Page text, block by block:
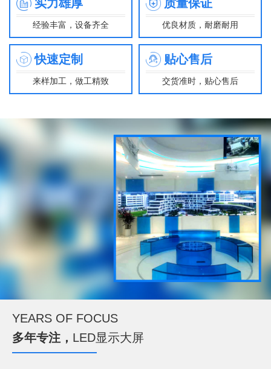
实力雄厚
经验丰富，设备齐全
质量保证
优良材质，耐磨耐用
快速定制
来样加工，做工精致
贴心售后
交货准时，贴心售后
YEARS OF FOCUS
多年专注， LED显示大屏